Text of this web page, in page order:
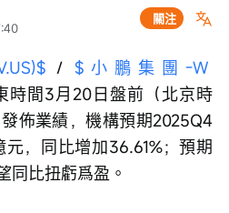
關注
/ $小鵬集團-W
時間3月20日盤前（北京時
佈業績，機構預期2025Q4
，同比增加36.61%；預期
同比扭虧爲盈。